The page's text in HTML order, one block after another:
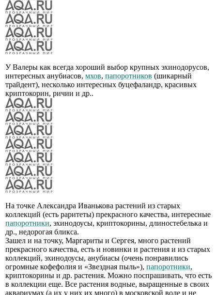
У Валеры как всегда хороший выбор крупных эхинодорусов,
интересных анубиасов, мхов, папоротников (шикарный
трайдент), несколько интересных буцефаландр, красивых
криптокорин, ричии и др..
На точке Александра Иванькова растений из старых
коллекций (есть раритеты) прекрасного качества, интересные
папоротники, эхинодоусы, криптокорины, длиностебелька и
др., недорогая бликса.
Зашел и на точку, Маргариты и Сергея, много растений
прекрасного качества, есть и новинки и растения и из старых
коллекций, эхинодоусы, анубиасы (очень понравились
огромные кофефолия и «Звездная пыль»), папоротники,
криптокорины и др. растения. Можно поспрашивать, что есть
в коллекции еще. Все растения водные, выращенные в своих
аквариумах (а их у них их много) в московской воде и не